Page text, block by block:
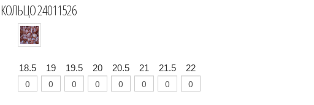
КОЛЬЦО 24011526
18.5 19 19.5 20 20.5 21 21.5 22